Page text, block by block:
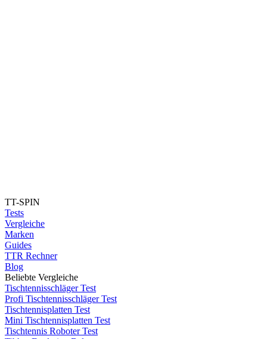
TT-SPIN
Tests
Vergleiche
Marken
Guides
TTR Rechner
Blog
Beliebte Vergleiche
Tischtennisschläger Test
Profi Tischtennisschläger Test
Tischtennisplatten Test
Mini Tischtennisplatten Test
Tischtennis Roboter Test